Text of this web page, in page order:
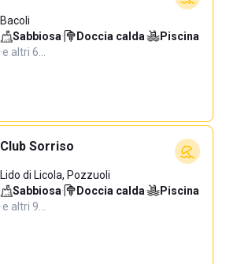
Bacoli
Sabbiosa· Doccia calda·
Piscina
·e altri 6…
Club Sorriso
Lido di Licola, Pozzuoli
Sabbiosa· Doccia calda·
Piscina
·e altri 9…